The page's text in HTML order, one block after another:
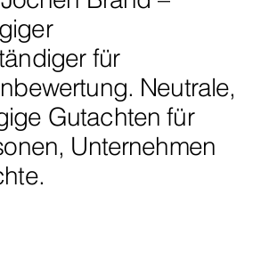
für
Neutrale,
Gutachten für
Unternehmen